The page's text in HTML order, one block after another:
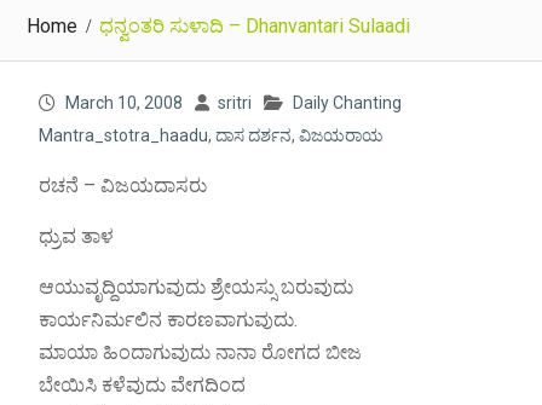
Home ಧನ್ವಂತರಿ ಸುಳಾದಿ – Dhanvantari Sulaadi
March 10, 2008 sritri
Daily Chanting
Mantra_stotra_haadu, ದಾಸ ದರ್ಶನ, ವಿಜಯರಾಯ
ರಚನೆ – ವಿಜಯದಾಸರು
ಧ್ರುವ ತಾಳ
ಆಯುವೃದ್ದಿಯಾಗುವುದು ಶ್ರೇಯಸ್ಸು ಬರುವುದು
ಕಾರ್ಯನಿರ್ಮಲಿನ ಕಾರಣವಾಗುವುದು.
ಮಾಯಾ ಹಿಂದಾಗುವುದು ನಾನಾ ರೋಗದ ಬೀಜ
ಬೇಯಿಸಿ ಕಳೆವುದು ವೇಗದಿಂದ